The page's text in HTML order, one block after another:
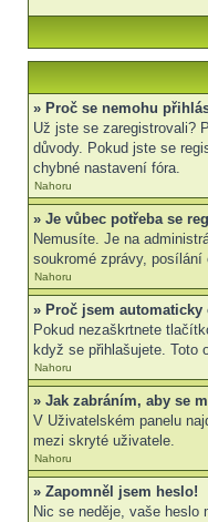
» Proč se nemohu
Už jste se zaregistrovali?
důvody. Pokud jste se
chybné nastavení fóra.
Nahoru
» Je vůbec potřeba se
Nemusíte. Je na
soukromé zprávy, posílání
Nahoru
» Proč jsem automaticky
Pokud nezaškrtnete
když se přihlašujete. Toto
Nahoru
» Jak zabráním, aby se
V Uživatelském panelu
mezi skryté uživatele.
Nahoru
» Zapomněl jsem heslo!
Nic se neděje, vaše